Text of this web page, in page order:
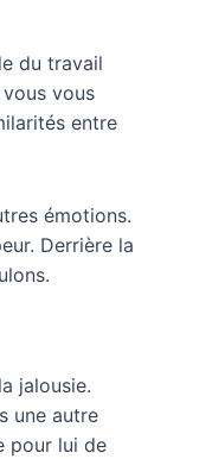
du travail
vous
entre
émotions.
Derrière la
jalousie.
une autre
pour lui de